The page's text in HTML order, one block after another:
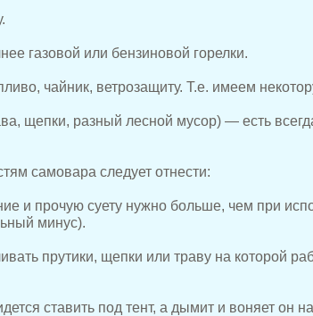
газовой или бензиновой горелки.
чайник, ветрозащиту. Т.е. имеем
щепки, разный лесной мусор) — есть
самовара следует отнести:
и прочую суету нужно больше, чем при
минус).
прутики, щепки или траву на которой
ставить под тент, а дымит и воняет он